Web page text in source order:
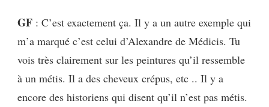
GF : C’est exactement ça. Il y a un autre exemple qui
m’a marqué c’est celui d’Alexandre de Médicis. Tu
vois très clairement sur les peintures qu’il ressemble
à un métis. Il a des cheveux crépus, etc .. Il y a
encore des historiens qui disent qu’il n’est pas métis.